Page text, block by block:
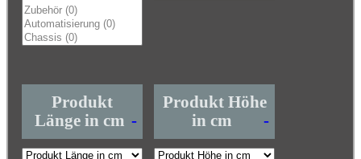
Produkt
Länge in cm -
Produkt Höhe
in cm
-